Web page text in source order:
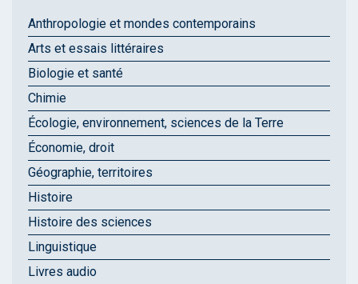
Anthropologie et mondes contemporains
Arts et essais littéraires
Biologie et santé
Chimie
Écologie, environnement, sciences de la Terre
Économie, droit
Géographie, territoires
Histoire
Histoire des sciences
Linguistique
Livres audio